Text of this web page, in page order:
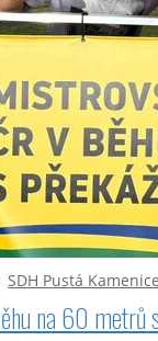
SDH Pustá Kamenice
na 60